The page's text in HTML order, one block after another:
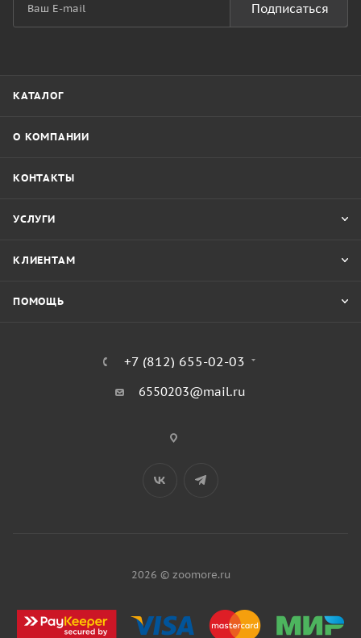
Подписаться
КАТАЛОГ
О КОМПАНИИ
КОНТАКТЫ
УСЛУГИ
КЛИЕНТАМ
ПОМОЩЬ
+7 (812) 655-02-03
6550203@mail.ru
2026 © zoomore.ru